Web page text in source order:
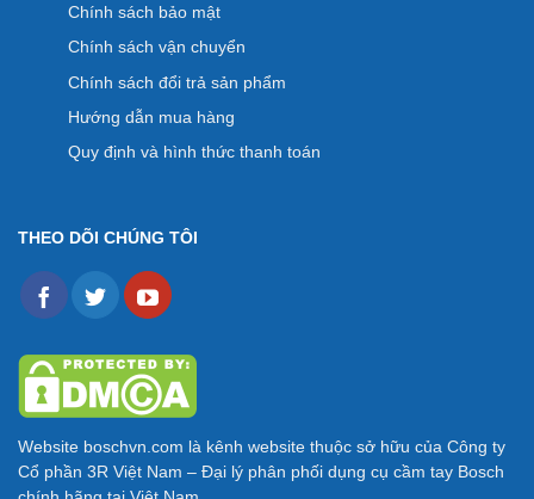
Chính sách bảo mật
Chính sách vận chuyển
Chính sách đổi trả sản phẩm
Hướng dẫn mua hàng
Quy định và hình thức thanh toán
THEO DÕI CHÚNG TÔI
Website boschvn.com là kênh website thuộc sở hữu của Công ty
Cổ phần 3R Việt Nam – Đại lý phân phối dụng cụ cầm tay Bosch